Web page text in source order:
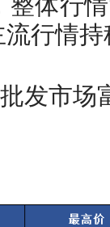
整体行
行情
批发市场